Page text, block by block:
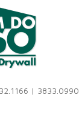
| 3833.0990